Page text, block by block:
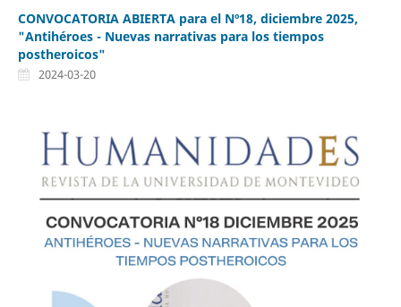
CONVOCATORIA ABIERTA para el Nº18, diciembre 2025,
"Antihéroes - Nuevas narrativas para los tiempos
postheroicos"
2024-03-20